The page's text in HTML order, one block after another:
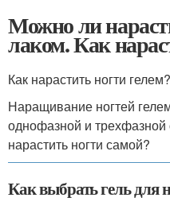
Можно ли
лаком. Как
Как нарастить ногти гелем?
Наращивание ногтей
однофазной и
нарастить ногти самой?
Как выбрать гель для